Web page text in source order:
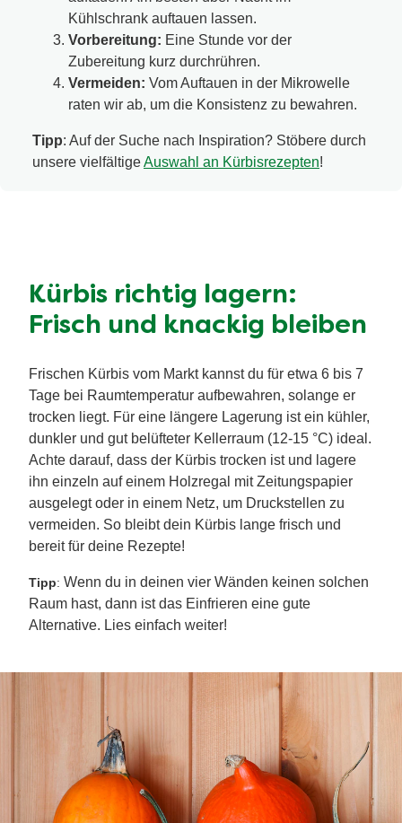
Kühlschrank auftauen lassen.
Vorbereitung: Eine Stunde vor der
Zubereitung kurz durchrühren.
Vermeiden: Vom Auftauen in der Mikrowelle
raten wir ab, um die Konsistenz zu bewahren.
Tipp: Auf der Suche nach Inspiration? Stöbere durch
unsere vielfältigeAuswahl an Kürbisrezepten!
Kürbis richtig lagern:
Frisch und knackig bleiben
Frischen Kürbis vom Markt kannst du für etwa 6 bis 7
Tage bei Raumtemperatur aufbewahren, solange er
trocken liegt. Für eine längere Lagerung ist ein kühler,
dunkler und gut belüfteter Kellerraum (12-15 °C) ideal.
Achte darauf, dass der Kürbis trocken ist und lagere
ihn einzeln auf einem Holzregal mit Zeitungspapier
ausgelegt oder in einem Netz, um Druckstellen zu
vermeiden. So bleibt dein Kürbis lange frisch und
bereit für deine Rezepte!
Tipp: Wenn du in deinen vier Wänden keinen solchen
Raum hast, dann ist das Einfrieren eine gute
Alternative. Lies einfach weiter!